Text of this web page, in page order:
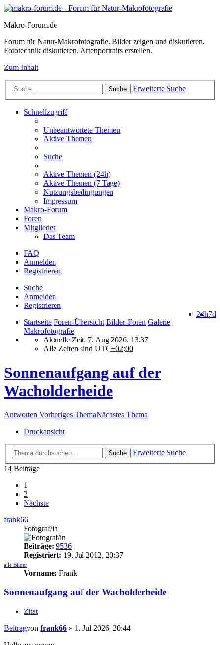
Makro-Forum.de
Forum für Natur-Makrofotografie. Bilder zeigen und diskutieren.
Fototechnik diskutieren. Artenportraits erstellen.
Zum Inhalt
Suche Erweiterte Suche
Schnellzugriff
Unbeantwortete Themen
Aktive Themen
Suche
Aktive Themen (24h)
Aktive Themen (7 Tage)
Nutzungsbedingungen
Impressum
Makro-Forum
Foren
Mitglieder
Das Team
FAQ
Anmelden
Registrieren
Suche
Anmelden
Registrieren
7d
24h
Startseite Foren-Übersicht Bilder-Foren Galerie
Makrofotografie
Aktuelle Zeit: 7. Aug 2026, 13:37
Alle Zeiten sind UTC+02:00
Sonnenaufgang auf der
Wacholderheide
Antworten Vorheriges ThemaNächstes Thema
Druckansicht
Suche
Erweiterte Suche
14 Beiträge
1
2
Nächste
frank66
Fotograf/in
Beiträge: 9536
Registriert: 19. Jul 2012, 20:37
alle Bilder
Vorname: Frank
Sonnenaufgang auf der Wacholderheide
Zitat
Beitragvon frank66 » 1. Jul 2026, 20:44